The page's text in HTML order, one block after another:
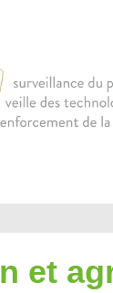
et